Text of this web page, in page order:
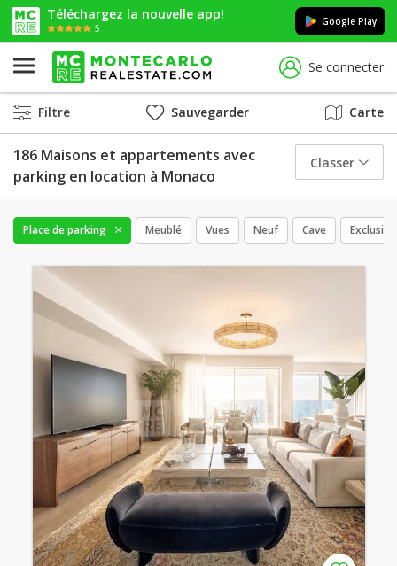
Téléchargez la nouvelle app!
5
Google Play
Se connecter
Filtre Sauvegarder Carte
186 Maisons et appartements avec
parking en location à Monaco
Classer
Place de parking Meublé Vues Neuf Cave Exclusif